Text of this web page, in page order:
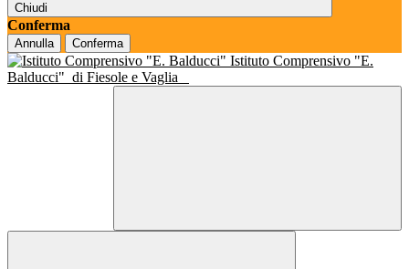
Chiudi
Conferma
Annulla Conferma
Istituto Comprensivo "E.
Balducci" di Fiesole e Vaglia